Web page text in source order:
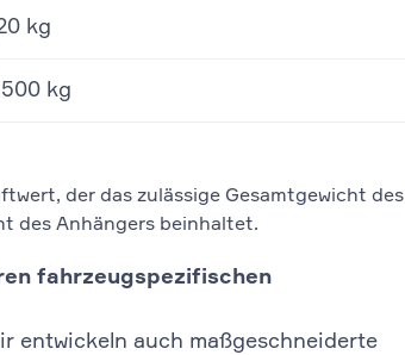
kg
kg
der das zulässige Gesamtgewicht des
des Anhängers beinhaltet.
fahrzeugspezifischen
entwickeln auch maßgeschneiderte